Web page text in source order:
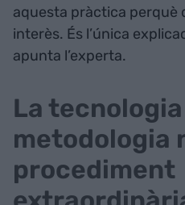
aquesta pràctica perquè
interès. És l’única
apunta l’experta.
La
metodologia
procediment